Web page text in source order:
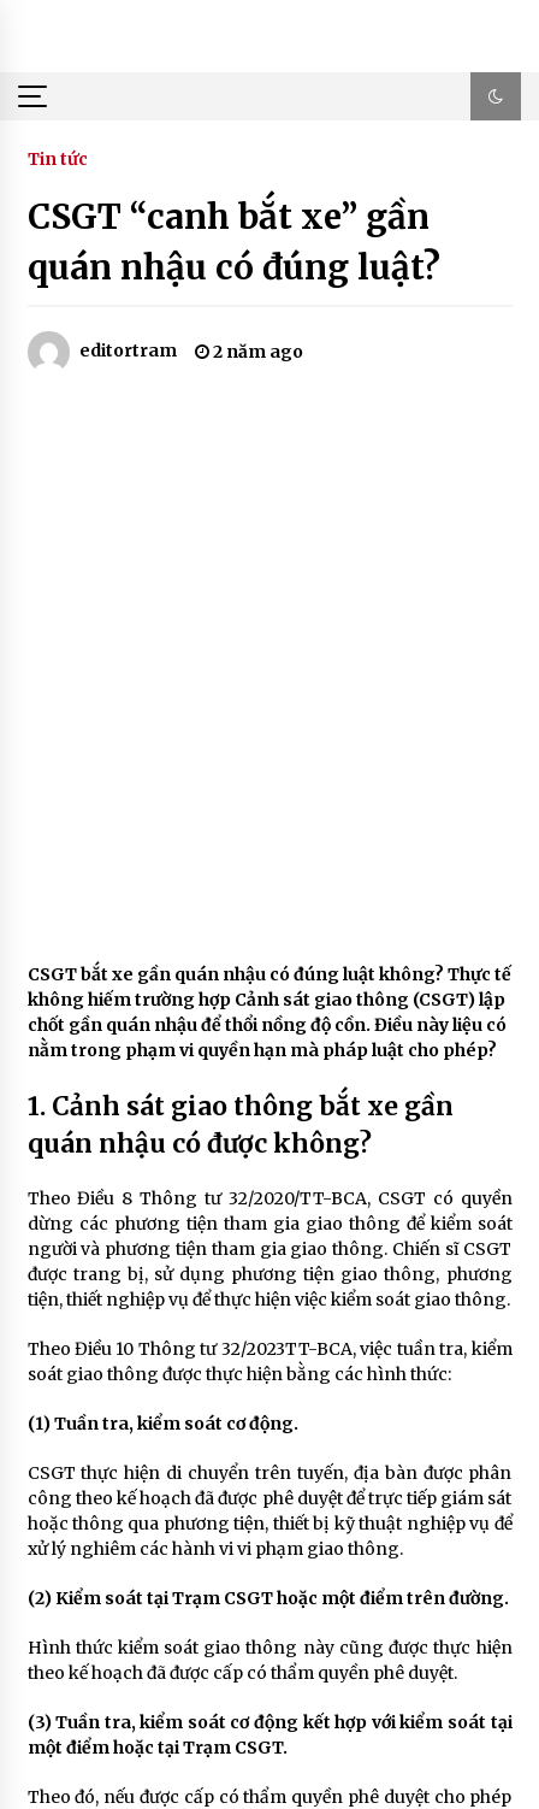
Tin tức
CSGT “canh bắt xe” gần
quán nhậu có đúng luật?
editortram 2 năm ago
CSGT bắt xe gần quán nhậu có đúng luật không? Thực tế
không hiếm trường hợp Cảnh sát giao thông (CSGT) lập
chốt gần quán nhậu để thổi nồng độ cồn. Điều này liệu có
nằm trong phạm vi quyền hạn mà pháp luật cho phép?
1. Cảnh sát giao thông bắt xe gần
quán nhậu có được không?
Theo Điều 8 Thông tư 32/2020/TT-BCA, CSGT có quyền
dừng các phương tiện tham gia giao thông để kiểm soát
người và phương tiện tham gia giao thông. Chiến sĩ CSGT
được trang bị, sử dụng phương tiện giao thông, phương
tiện, thiết nghiệp vụ để thực hiện việc kiểm soát giao thông.
Theo Điều 10 Thông tư 32/2023TT-BCA, việc tuần tra, kiểm
soát giao thông được thực hiện bằng các hình thức:
(1) Tuần tra, kiểm soát cơ động.
CSGT thực hiện di chuyển trên tuyến, địa bàn được phân
công theo kế hoạch đã được phê duyệt để trực tiếp giám sát
hoặc thông qua phương tiện, thiết bị kỹ thuật nghiệp vụ để
xử lý nghiêm các hành vi vi phạm giao thông.
(2) Kiểm soát tại Trạm CSGT hoặc một điểm trên đường.
Hình thức kiểm soát giao thông này cũng được thực hiện
theo kế hoạch đã được cấp có thẩm quyền phê duyệt.
(3) Tuần tra, kiểm soát cơ động kết hợp với kiểm soát tại
một điểm hoặc tại Trạm CSGT.
Theo đó, nếu được cấp có thẩm quyền phê duyệt cho phép